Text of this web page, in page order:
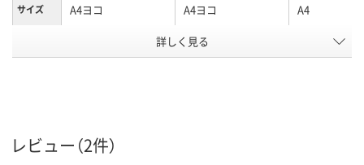
サイズ A4ヨコ A4ヨコ A4
ブラウン系 ブルー系
アスクル
商品環境
詳しく見る
レビュー（2件）